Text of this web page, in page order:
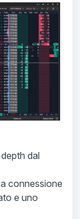
dal
connessione
e uno